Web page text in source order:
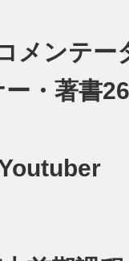
メンテー
・著書